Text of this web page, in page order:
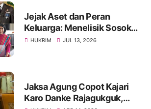
Jejak Aset dan Peran
Keluarga: Menelisik Sosok
Rugun Saragih di Tengah
HUKRIM JUL 13, 2026
Jaksa Agung Copot Kajari
Karo Danke Rajagukguk,